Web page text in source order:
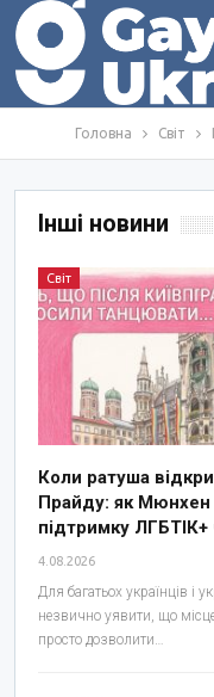
Головна Світ
Інші новини
Світ
Коли ратуша
Прайду: як Мюнхен
підтримку
4.08.2026
Для багатьох українців і
незвично уявити, що
просто дозволити…